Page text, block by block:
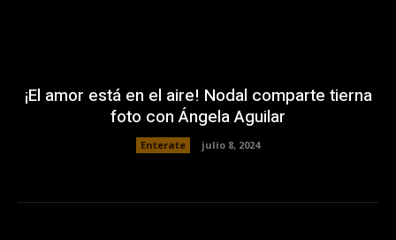
¡El amor está en el aire! Nodal comparte tierna
foto con Ángela Aguilar
Enterate julio 8, 2024